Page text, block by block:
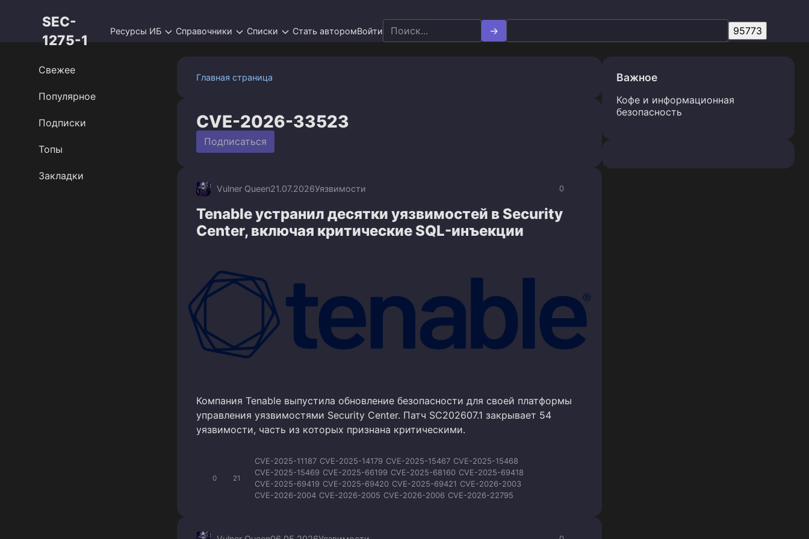
SEC-
1275-1
Ресурсы ИБ Справочники Списки Стать авторомВойти Search
for:
Главная страница
CVE-2026-33523
Подписаться
0
Vulner Queen21.07.2026Уязвимости
Tenable устранил десятки уязвимостей в Security
Center, включая критические SQL-инъекции
Компания Tenable выпустила обновление безопасности для своей платформы
управления уязвимостями Security Center. Патч SC202607.1 закрывает 54
уязвимости, часть из которых признана критическими.
0 21
CVE-2025-11187 CVE-2025-14179 CVE-2025-15467 CVE-2025-15468
CVE-2025-15469 CVE-2025-66199 CVE-2025-68160 CVE-2025-69418
CVE-2025-69419 CVE-2025-69420 CVE-2025-69421 CVE-2026-2003
CVE-2026-2004 CVE-2026-2005 CVE-2026-2006 CVE-2026-22795
Свежее
Популярное
Подписки
Топы
Закладки
Важное
Кофе и информационная
безопасность